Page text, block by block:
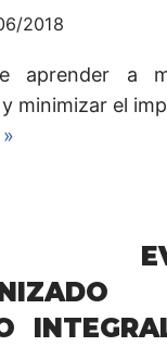
2018
aprender a
minimizar el